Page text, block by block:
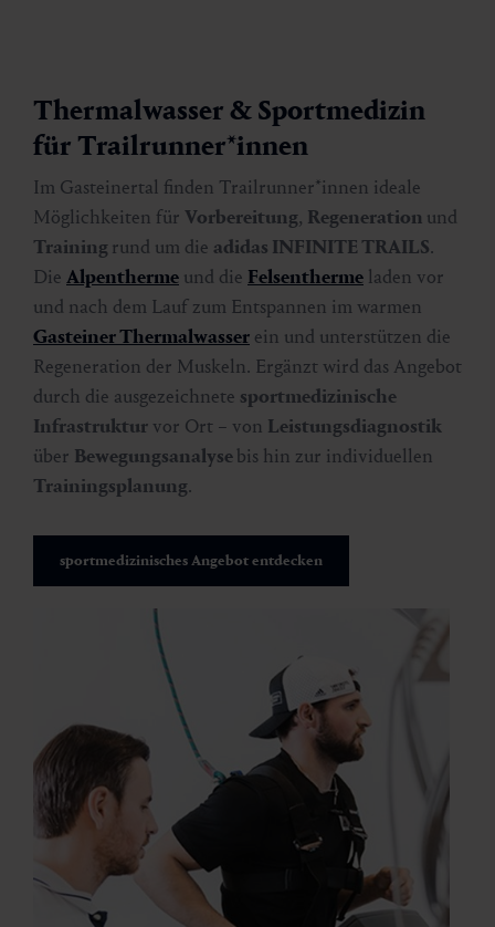
Thermalwasser & Sportmedizin
für Trailrunner*innen
Im Gasteinertal finden Trailrunner*innen ideale
Möglichkeiten für Vorbereitung, Regeneration und
Trainingrund um die adidas INFINITE TRAILS.
Die Alpentherme und die Felsentherme laden vor
und nach dem Lauf zum Entspannen im warmen
Gasteiner Thermalwasser ein und unterstützen die
Regeneration der Muskeln. Ergänzt wird das Angebot
durch die ausgezeichnete sportmedizinische
Infrastruktur vor Ort – von Leistungsdiagnostik
über Bewegungsanalysebis hin zur individuellen
Trainingsplanung.
sportmedizinisches Angebot entdecken